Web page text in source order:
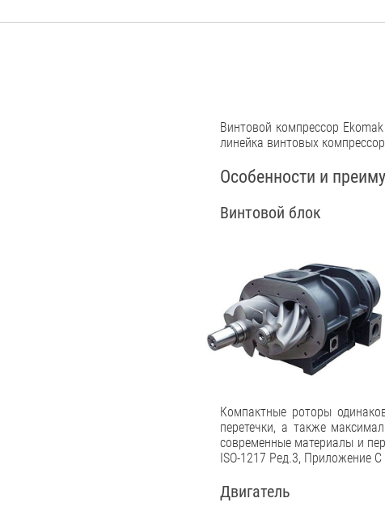
Винтовой компрессор
линейка винтовых
Особенности и
Винтовой блок
Компактные роторы
перетечки, а также
современные материалы и
ISO-1217 Ред.3, Приложение
Двигатель